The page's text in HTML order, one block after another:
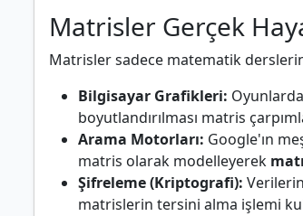
Matrisler Gerçek
Matrisler sadece matematik
Bilgisayar Grafikleri:
boyutlandırılması matris
Arama Motorları: Google'ın
matris olarak modelleyerek
Şifreleme (Kriptografi):
matrislerin tersini alma işlemi